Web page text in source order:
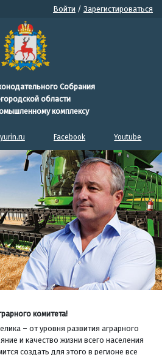
Войти / Зарегистироваться
Собрания
области
комплексу
Facebook Youtube
комитета!
– от уровня развития аграрного
и качество жизни всего населения
создать для этого в регионе все